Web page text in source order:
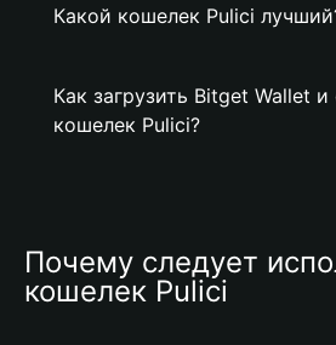
Какой кошелек Pulici
Как загрузить Bitget Wallet и
кошелек Pulici?
Почему следует
кошелек Pulici